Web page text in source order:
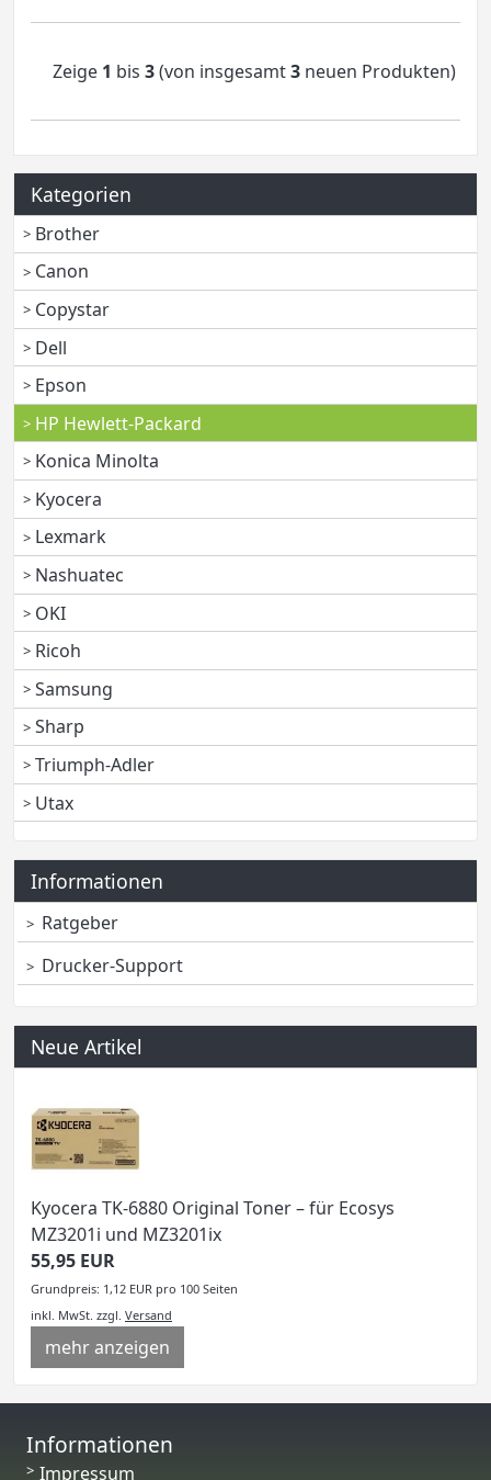
Zeige 1 bis 3(von insgesamt3 neuen Produkten)
Kategorien
Brother
Canon
Copystar
Dell
Epson
HP Hewlett-Packard
Konica Minolta
Kyocera
Lexmark
Nashuatec
OKI
Ricoh
Samsung
Sharp
Triumph-Adler
Utax
Informationen
Ratgeber
Drucker-Support
Neue Artikel
Kyocera TK-6880 Original Toner – für Ecosys
MZ3201i und MZ3201ix
55,95 EUR
Grundpreis: 1,12 EUR pro 100 Seiten
inkl. MwSt. zzgl. Versand
mehr anzeigen
Informationen
Impressum